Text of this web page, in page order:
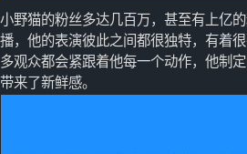
小野猫的粉丝多达几百万，甚至有上亿
播，他的表演彼此之间都很独特，有着
多观众都会紧跟着他每一个动作，他制
带来了新鲜感。